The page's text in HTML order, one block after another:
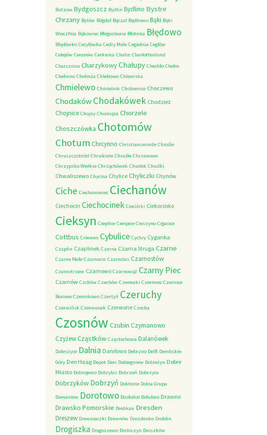
Butzow Bydgoszcz Bydlin Bydlino Bystre
Chrzany Bytów Bógdał Bączal Bądkowo Bąki Bąki
Wieczfnia Bąkowiec Błogosławie Błotnica Błędowo
Błędówko Cecylówka Cedry Małe Cegielnia Cegłów
Celejów Ceranów Cerkwica Chalin Charlottenlund
Charsznica CharzykowyChałupy Chechło Chełm
Chełmno Chełmża Chlebowo Chlewiska
Chmielewo Chmielnik Chobienice Choczewo
ChodakówChodakówek Chodzież
Chojnice Chojny Chomiąża Chorzele
Choszczówka Chotomów
Chotum Chrcynno Christiansminde Chrośle
Chruszczobród Chruściele Chruśle Chrzanowo
Chrzypsko Wielkie Chrząchówek Chudek Chudki
Chwaliszewo Chycina Chylice Chyliczki Chynów
Ciche Ciechanowiec Ciechanów
Ciechocin Ciechocinek Cieciórki Ciekocinko
Cieksyn Cieplice Cierpice Cieszyno Cigacice
Cottbus Criewen Cybulice Cychry Cyganka
Czaplin Czaplinek Czarna Czarna Struga Czarne
Czarne Małe Czarnocin Czarnolas Czarnostów
Czarnotrzew Czarnowo Czarnowąż Czarny Piec
Czarnów Czchów Czechów Czerewki Czermno Czernice
Borowe Czernikowo Czertyń Czeruchy
Czerwińsk Czerwonak Czerwone Czocha
Czosnów Czubin Czymanowo
CzyżewCząstków Częstochowa Dalanówek
Daleszyce Dalnia Daniłowo Debrzno Delft Dembskie
Góry Den Haag Depot Derc Dobiegniew Dobieżyn Dobre
Miasto Dobrojewo Dobrylas Dobrzeń Dobrzyca
Dobrzyków Dobrzyń Doktorce Dolna Grupa
Domaniew Dorotowo Dosłońce Dołubno Drawno
Drawsko Pomorskie Drebkau Dresden
Dreszew Drewniaczki Drewnów Drezdenko Droblin
Drogiszka Drogoszewo Drohiczyn Droszków